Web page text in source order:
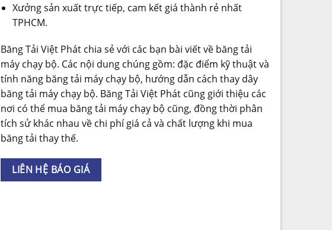
Xưởng sản xuất trực tiếp, cam kết giá thành rẻ nhất
TPHCM.
Băng Tải Việt Phát chia sẻ với các bạn bài viết về băng tải
máy chạy bộ. Các nội dung chúng gồm: đặc điểm kỹ thuật và
tính năng băng tải máy chạy bộ, hướng dẫn cách thay dây
băng tải máy chạy bộ. Băng Tải Việt Phát cũng giới thiệu các
nơi có thể mua băng tải máy chạy bộ cũng, đồng thời phân
tích sử khác nhau về chi phí giá cả và chất lượng khi mua
băng tải thay thế.
LIÊN HỆ BÁO GIÁ